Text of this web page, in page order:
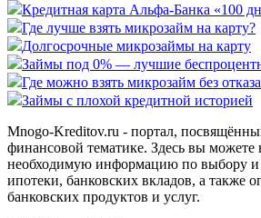
Кредитная карта Альфа-Банка «100
Где лучше взять микрозайм на карту?
Долгосрочные микрозаймы на карту
Займы под 0% — лучшие
Где можно взять микрозайм без
Займы с плохой кредитной историей
Mnogo-Kreditov.ru - портал,
финансовой тематике. Здесь вы можете
необходимую информацию по выбору
ипотеки, банковских вкладов, а также
банковских продуктов и услуг.